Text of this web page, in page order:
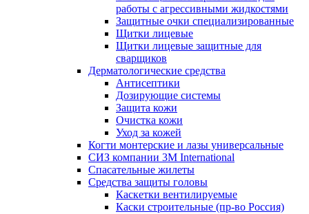
работы с агрессивными жидкостями
Защитные очки специализированные
Щитки лицевые
Щитки лицевые защитные для
сварщиков
Дерматологические средства
Антисептики
Дозирующие системы
Защита кожи
Очистка кожи
Уход за кожей
Когти монтерские и лазы универсальные
СИЗ компании 3М International
Спасательные жилеты
Средства защиты головы
Каскетки вентилируемые
Каски строительные (пр-во Россия)